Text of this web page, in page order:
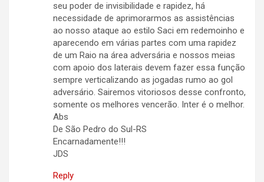
seu poder de invisibilidade e rapidez, há
necessidade de aprimorarmos as assistências
ao nosso ataque ao estilo Saci em redemoinho e
aparecendo em várias partes com uma rapidez
de um Raio na área adversária e nossos meias
com apoio dos laterais devem fazer essa função
sempre verticalizando as jogadas rumo ao gol
adversário. Sairemos vitoriosos desse confronto,
somente os melhores vencerão. Inter é o melhor.
Abs
De São Pedro do Sul-RS
Encarnadamente!!!
JDS
Reply